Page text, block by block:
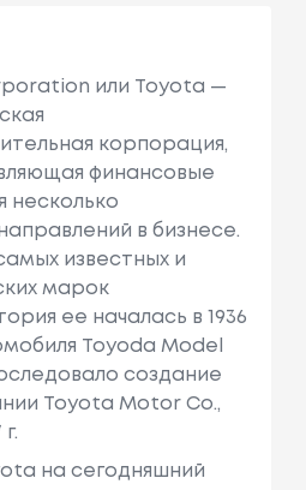
или Toyota —
корпорация,
финансовые
несколько
в бизнесе.
известных и
марок
ее началась в 1936
Toyoda Model
создание
Toyota Motor Co.,
на сегодняшний